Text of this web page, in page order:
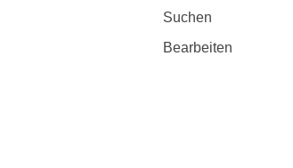
Suchen
Bearbeiten